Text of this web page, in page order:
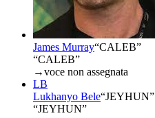
James Murray“CALEB”
“CALEB”
→voce non assegnata
LB
Lukhanyo Bele“JEYHUN”
“JEYHUN”